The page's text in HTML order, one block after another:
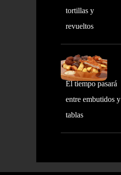
tortillas y
revueltos
El tiempo pasará
entre embutidos y
tablas